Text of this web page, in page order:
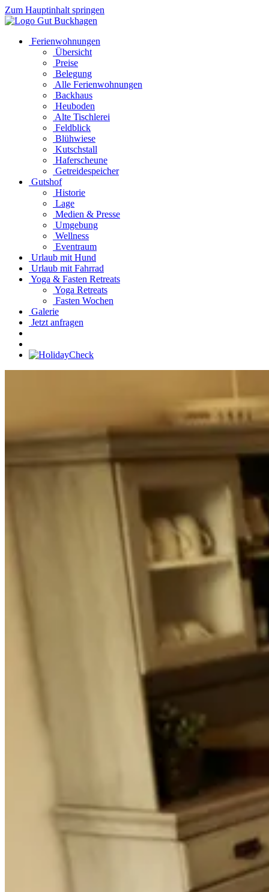
Zum Hauptinhalt springen
Ferienwohnungen
Übersicht
Preise
Belegung
Alle Ferienwohnungen
Backhaus
Heuboden
Alte Tischlerei
Feldblick
Blühwiese
Kutschstall
Haferscheune
Getreidespeicher
Gutshof
Historie
Lage
Medien & Presse
Umgebung
Wellness
Eventraum
Urlaub mit Hund
Urlaub mit Fahrrad
Yoga & Fasten Retreats
Yoga Retreats
Fasten Wochen
Galerie
Jetzt anfragen